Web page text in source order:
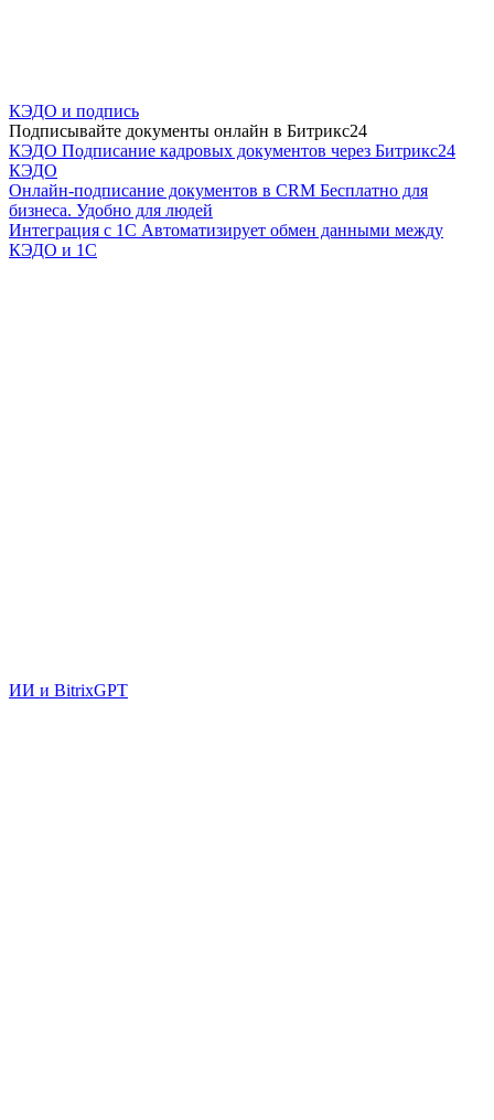
КЭДО и подпись
Подписывайте документы онлайн в Битрикс24
КЭДО Подписание кадровых документов через Битрикс24
КЭДО
Онлайн-подписание документов в CRM Бесплатно для
бизнеса. Удобно для людей
Интеграция с 1С Автоматизирует обмен данными между
КЭДО и 1С
ИИ и BitrixGPT